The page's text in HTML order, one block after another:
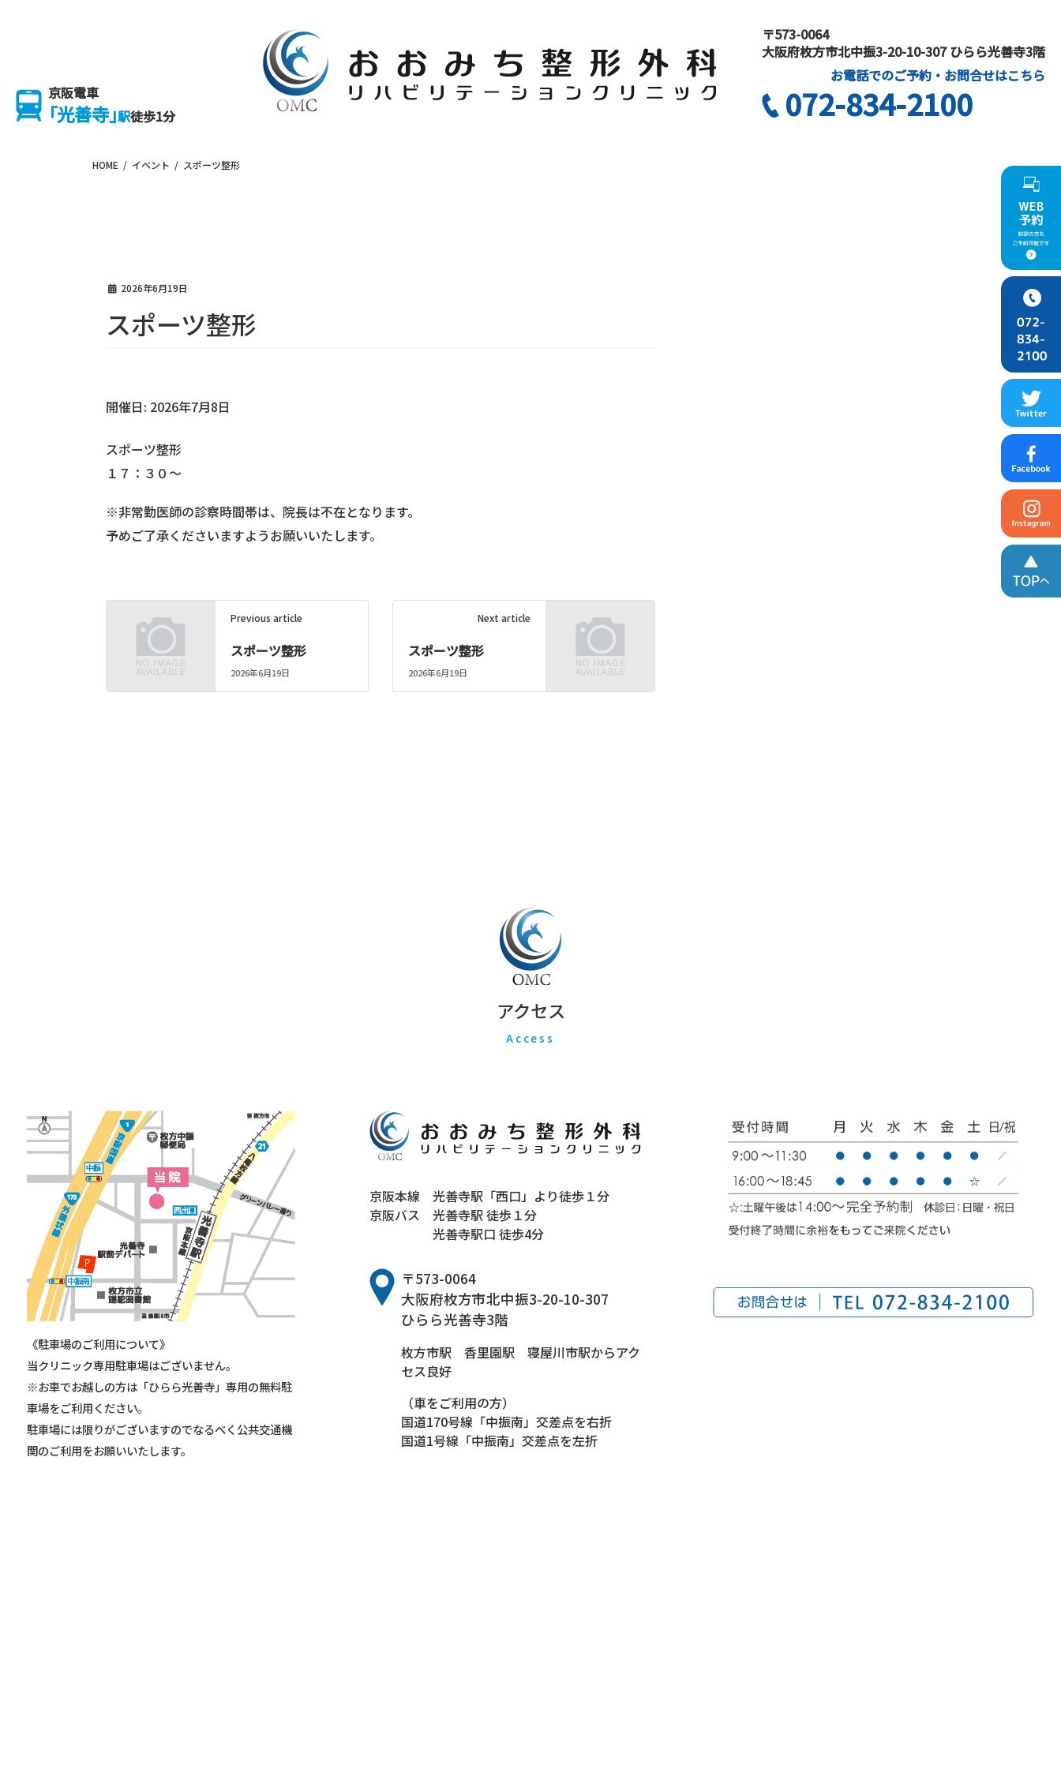
京阪電車
「光善寺」駅徒歩1分
〒573-0064
大阪府枚方市北中振3-20-10-307 ひらら光善寺3階
お電話でのご予約・お問合せはこちら
072-834-2100
HOME イベント スポーツ整形
2026年6月19日
スポーツ整形
開催日: 2026年7月8日
スポーツ整形
１７：３０～
※非常勤医師の診察時間帯は、院長は不在となります。
予めご了承くださいますようお願いいたします。
Previous article
スポーツ整形
2026年6月19日
Next article
スポーツ整形
2026年6月19日
アクセス
Access
《駐車場のご利用について》
当クリニック専用駐車場はございません。
※お車でお越しの方は「ひらら光善寺」専用の無料駐
車場をご利用ください。
駐車場には限りがございますのでなるべく公共交通機
関のご利用をお願いいたします。
京阪本線
光善寺駅「西口」より徒歩１分
京阪バス
光善寺駅 徒歩１分
光善寺駅口 徒歩4分
〒573-0064
大阪府枚方市北中振3-20-10-307
ひらら光善寺3階
枚方市駅 香里園駅 寝屋川市駅からアク
セス良好
（車をご利用の方）
国道170号線「中振南」交差点を右折
国道1号線「中振南」交差点を左折